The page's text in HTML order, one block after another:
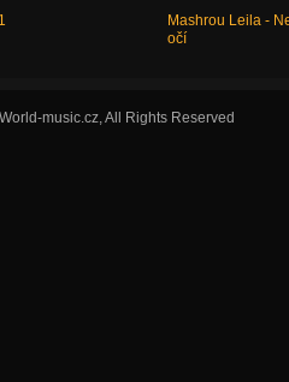
Mashrou Leila -
očí
music.cz, All Rights Reserved